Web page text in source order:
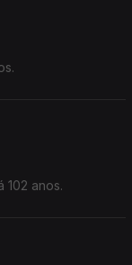
102 anos.